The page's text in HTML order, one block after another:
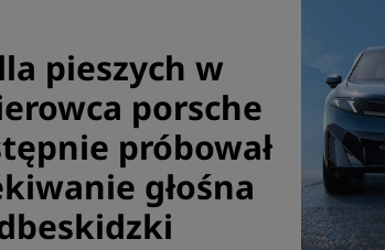
pieszych w
porsche
próbował
głośna